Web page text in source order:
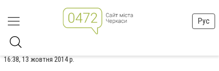
Рус
16:38, 13 жовтня 2014 р.